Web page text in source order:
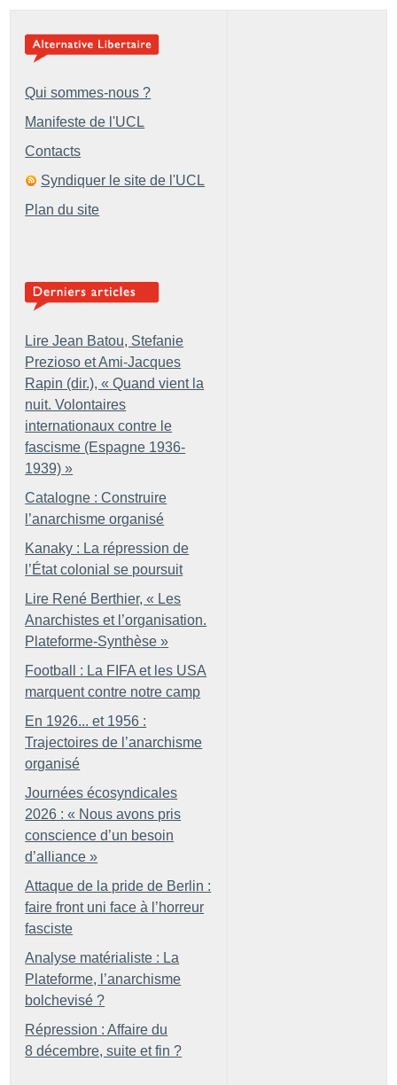
Qui sommes-nous ?
Manifeste de l'UCL
Contacts
Syndiquer le site de l'UCL
Plan du site
Lire Jean Batou, Stefanie
Prezioso et Ami-Jacques
Rapin (dir.), « Quand vient la
nuit. Volontaires
internationaux contre le
fascisme (Espagne 1936-
1939) »
Catalogne : Construire
l’anarchisme organisé
Kanaky : La répression de
l’État colonial se poursuit
Lire René Berthier, « Les
Anarchistes et l’organisation.
Plateforme-Synthèse »
Football : La FIFA et les USA
marquent contre notre camp
En 1926... et 1956 :
Trajectoires de l’anarchisme
organisé
Journées écosyndicales
2026 : « Nous avons pris
conscience d’un besoin
d’alliance »
Attaque de la pride de Berlin :
faire front uni face à l’horreur
fasciste
Analyse matérialiste : La
Plateforme, l’anarchisme
bolchevisé ?
Répression : Affaire du
8 décembre, suite et fin ?